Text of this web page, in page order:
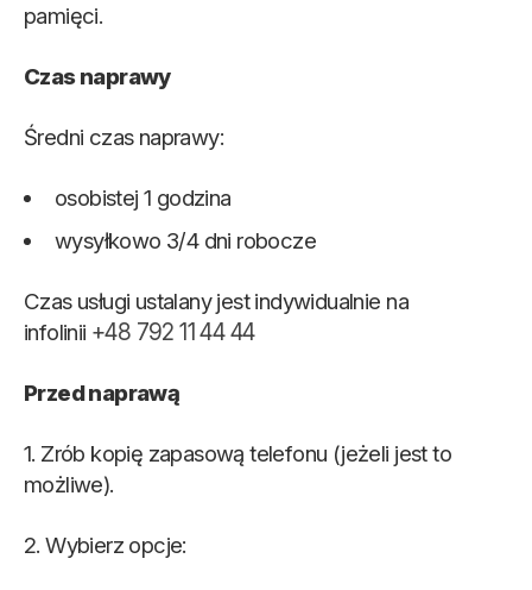
pamięci.
Czas naprawy
Średni czas naprawy:
osobistej 1 godzina
wysyłkowo 3/4 dni robocze
Czas usługi ustalany jest indywidualnie na
infolinii +48 792 11 44 44
Przed naprawą
1. Zrób kopię zapasową telefonu (jeżeli jest to
możliwe).
2. Wybierz opcje: